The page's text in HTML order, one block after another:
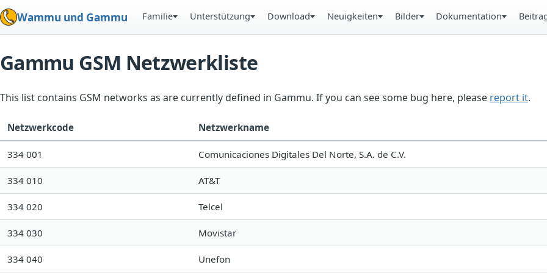
Wammu und Gammu Familie Unterstützung Download Neuigkeiten Bilder Dokumentation
Gammu GSM Netzwerkliste
This list contains GSM networks as are currently defined in Gammu. If you can see some bug here, please report it.
Netzwerkcode Netzwerkname
334 001 Comunicaciones Digitales Del Norte, S.A. de C.V.
334 010 AT&T
334 020 Telcel
334 030 Movistar
334 040 Unefon